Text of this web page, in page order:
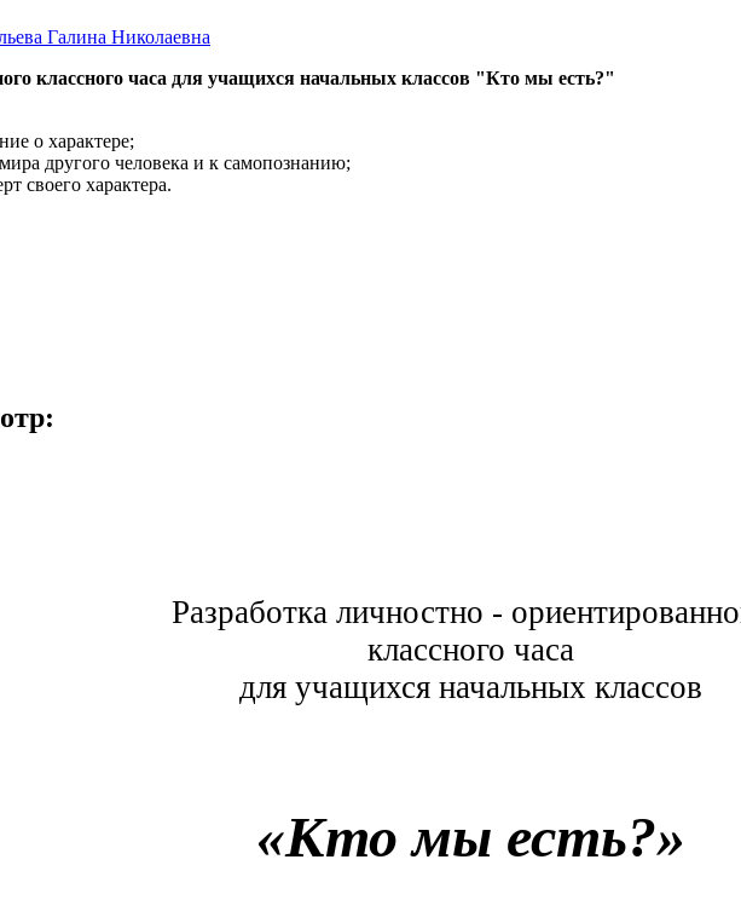
Галина Николаевна
классного часа для учащихся начальных классов "Кто мы есть?"
о характере;
другого человека и к самопознанию;
своего характера.
Разработка личностно -
классного часа
для учащихся начальных классов
«Кто мы есть?»